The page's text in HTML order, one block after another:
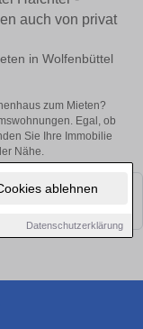
ablehnen
Datenschutzerklärung
auch von privat
in Wolfenbüttel
zum Mieten?
Egal, ob
Sie Ihre Immobilie
Nähe.
finden. Schauen Sie